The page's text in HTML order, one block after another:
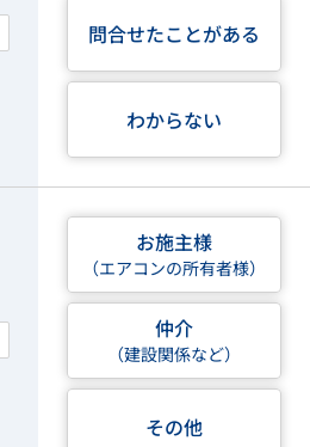
問合せたことがある
わからない
お施主様
（エアコンの所有者様）
仲介
（建設関係など）
その他